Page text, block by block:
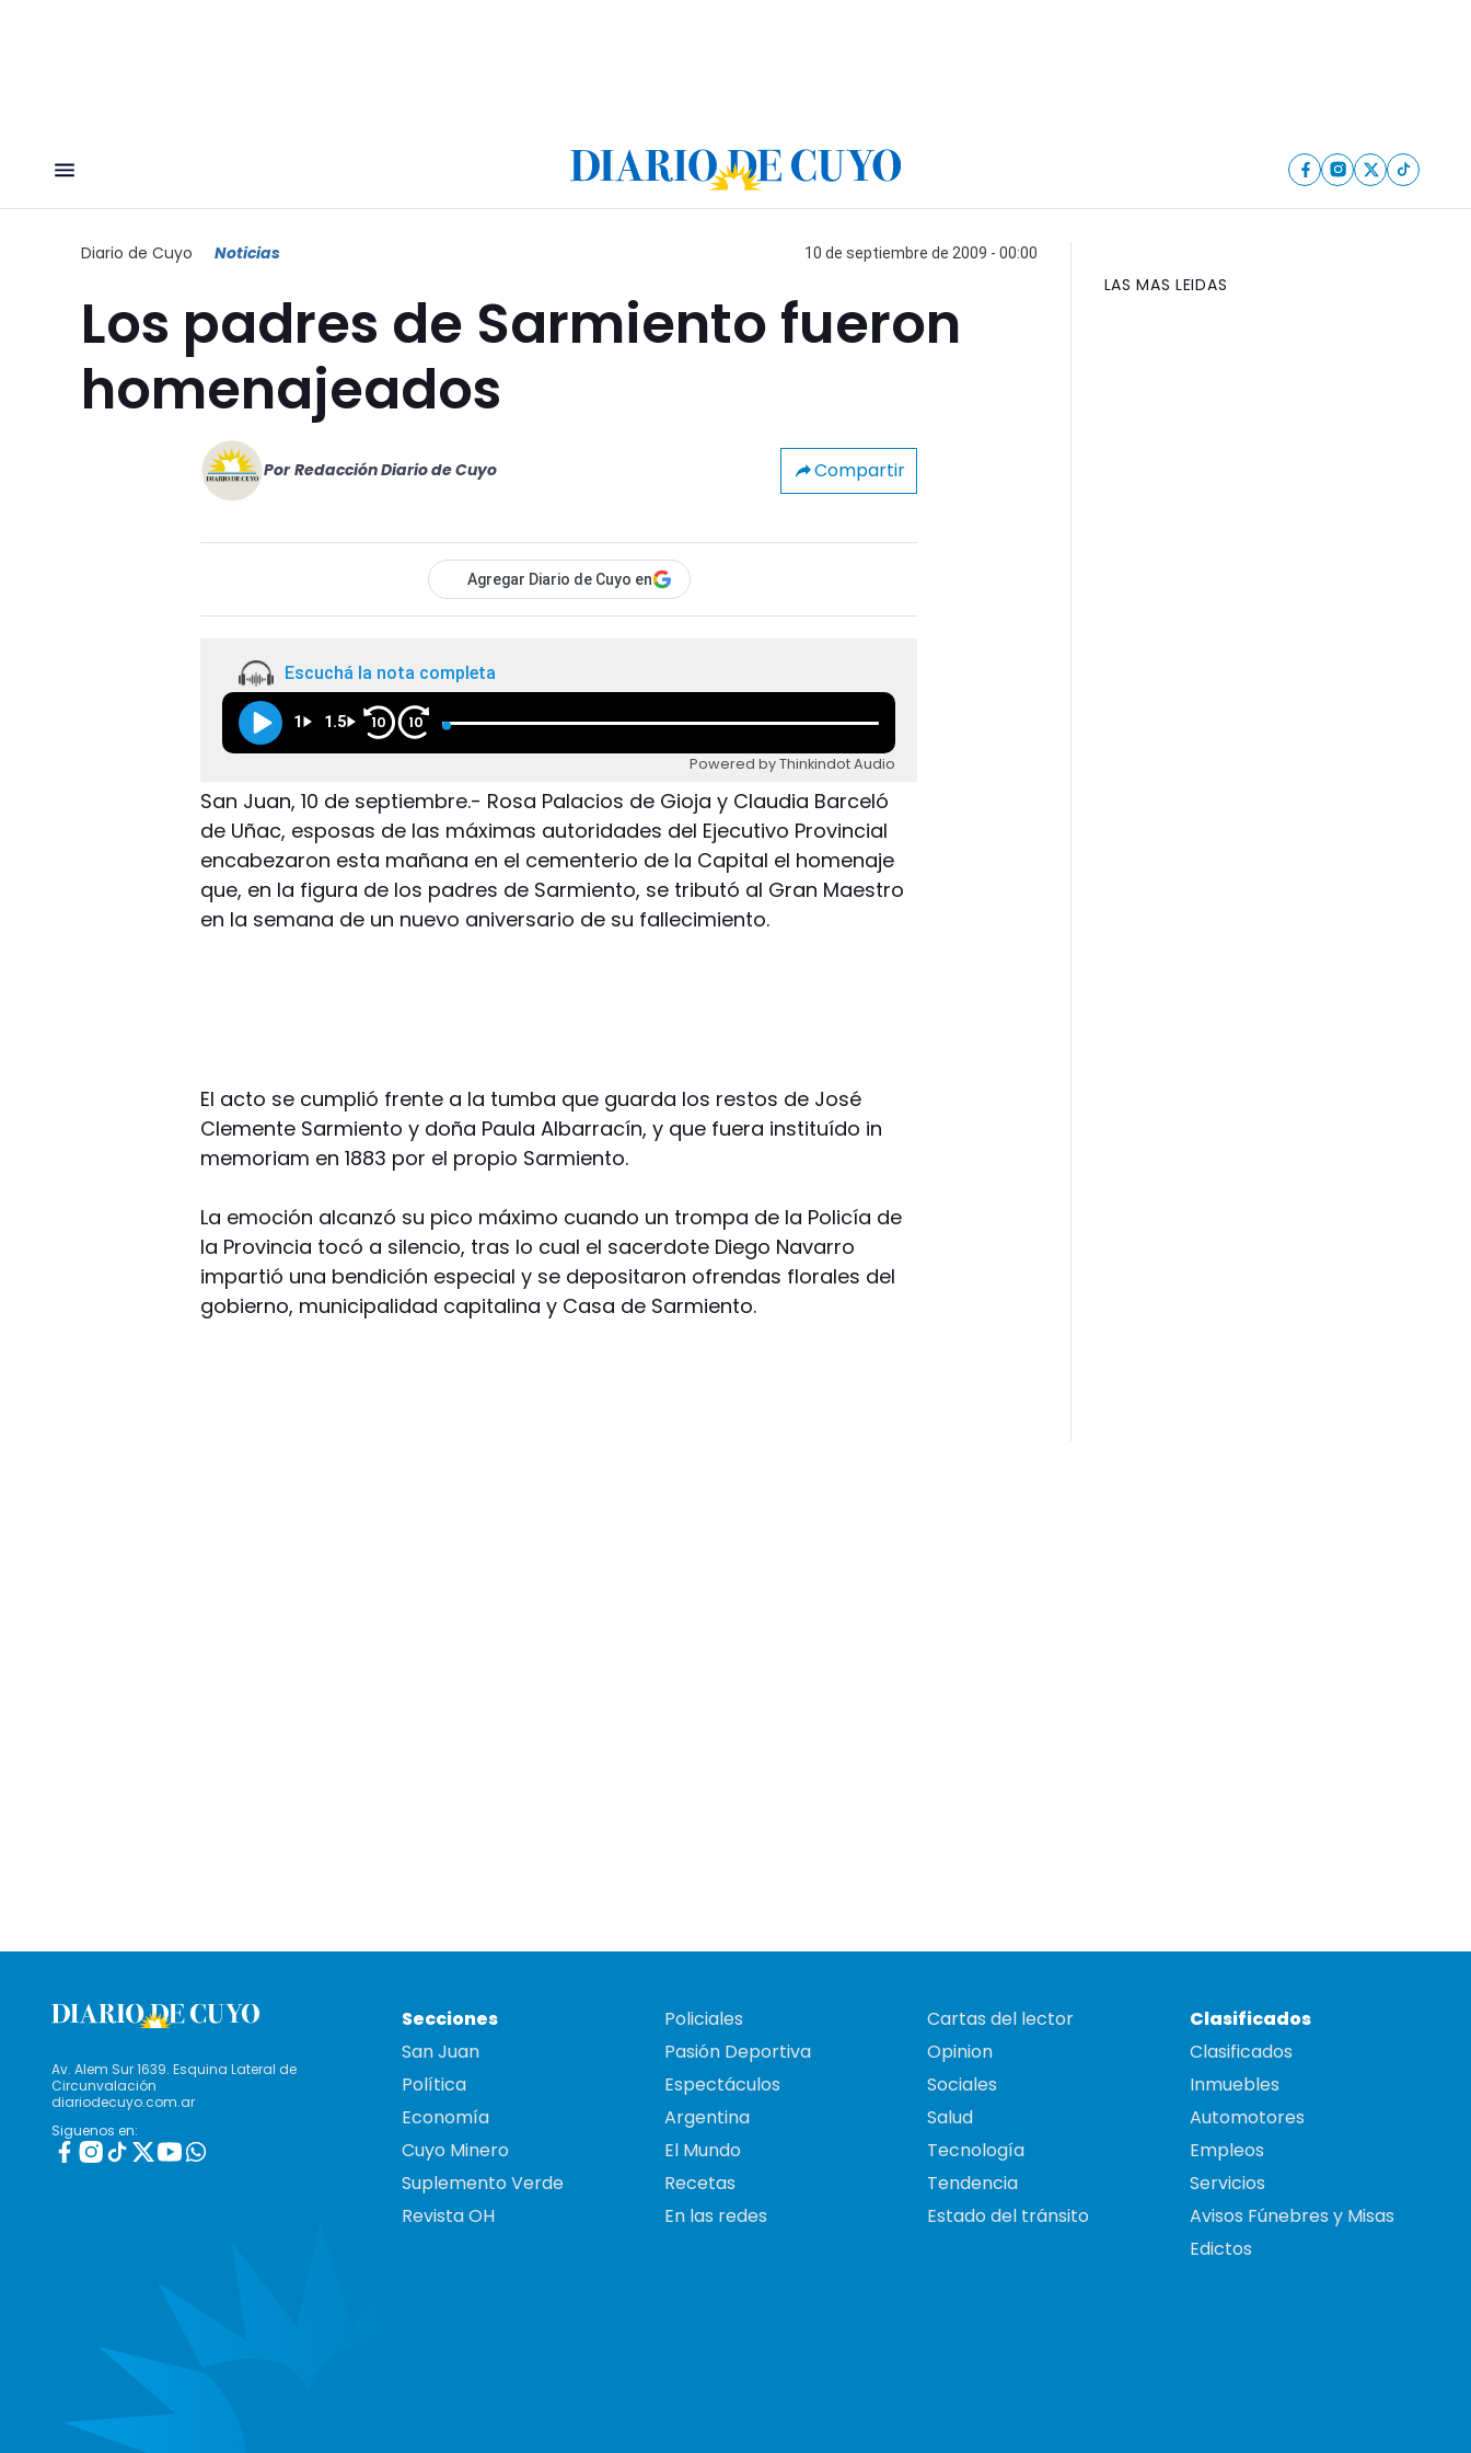
Diario de Cuyo Noticias 10 de septiembre de 2009 - 00:00
Los padres de Sarmiento fueron
homenajeados
Por Redacción Diario de Cuyo Compartir
Agregar Diario de Cuyo en
Escuchá la nota completa
1 1.5 10 10
Powered by Thinkindot Audio
San Juan, 10 de septiembre.- Rosa Palacios de Gioja y Claudia Barceló
de Uñac, esposas de las máximas autoridades del Ejecutivo Provincial
encabezaron esta mañana en el cementerio de la Capital el homenaje
que, en la figura de los padres de Sarmiento, se tributó al Gran Maestro
en la semana de un nuevo aniversario de su fallecimiento.
El acto se cumplió frente a la tumba que guarda los restos de José
Clemente Sarmiento y doña Paula Albarracín, y que fuera instituído in
memoriam en 1883 por el propio Sarmiento.
La emoción alcanzó su pico máximo cuando un trompa de la Policía de
la Provincia tocó a silencio, tras lo cual el sacerdote Diego Navarro
impartió una bendición especial y se depositaron ofrendas florales del
gobierno, municipalidad capitalina y Casa de Sarmiento.
LAS MAS LEIDAS
Av. Alem Sur 1639. Esquina Lateral de
Circunvalación
diariodecuyo.com.ar
Siguenos en:
Secciones
San Juan
Política
Economía
Cuyo Minero
Suplemento Verde
Revista OH
Policiales
Pasión Deportiva
Espectáculos
Argentina
El Mundo
Recetas
En las redes
Cartas del lector
Opinion
Sociales
Salud
Tecnología
Tendencia
Estado del tránsito
Clasificados
Clasificados
Inmuebles
Automotores
Empleos
Servicios
Avisos Fúnebres y Misas
Edictos